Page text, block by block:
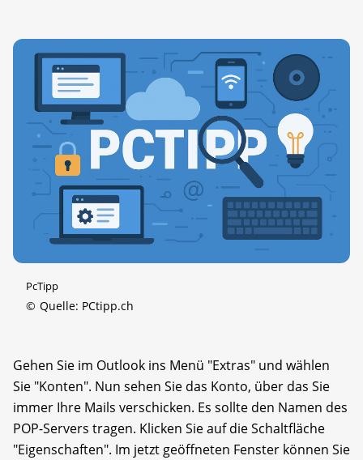
PcTipp
© Quelle: PCtipp.ch
Gehen Sie im Outlook ins Menü "Extras" und wählen
Sie "Konten". Nun sehen Sie das Konto, über das Sie
immer Ihre Mails verschicken. Es sollte den Namen des
POP-Servers tragen. Klicken Sie auf die Schaltfläche
"Eigenschaften". Im jetzt geöffneten Fenster können Sie